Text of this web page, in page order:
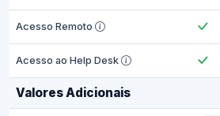
Acesso Remoto
Acesso ao Help Desk
Valores Adicionais